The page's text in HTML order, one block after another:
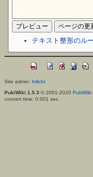
テキスト整形のル
Site admin: Irrlicht
PukiWiki 1.5.3 © 2001-2020 PukiWiki
convert time: 0.001 sec.